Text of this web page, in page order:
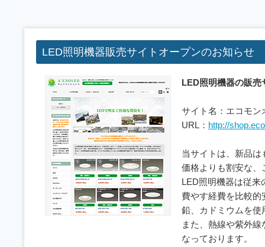
LED照明機器販売サイトオープンのお知らせ
LED照明機器の販売
サイト名：エコモン
URL： http://
当サイトは、新品
価格よりも割安な、
LED照明機器は従来
費やす経費を比較
鉛、カドミウムを使
また、熱線や紫外
なっております。